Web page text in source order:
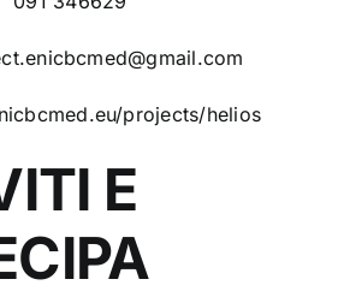
projects/helios
E